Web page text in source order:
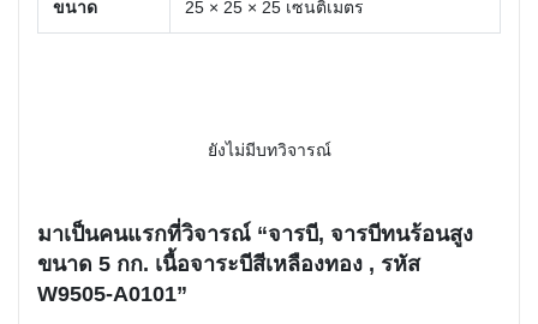
ขนาด 25 × 25 × 25 เซนติเมตร
ยังไม่มีบทวิจารณ์
มาเป็นคนแรกที่วิจารณ์ “จารบี, จารบีทนร้อนสูง
ขนาด 5 กก. เนื้อจาระบีสีเหลืองทอง , รหัส
W9505-A0101”